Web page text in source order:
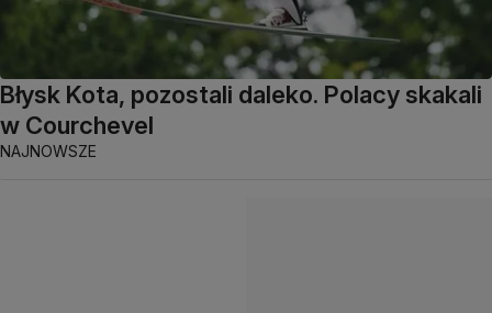
Błysk Kota, pozostali daleko. Polacy skakali
w Courchevel
NAJNOWSZE